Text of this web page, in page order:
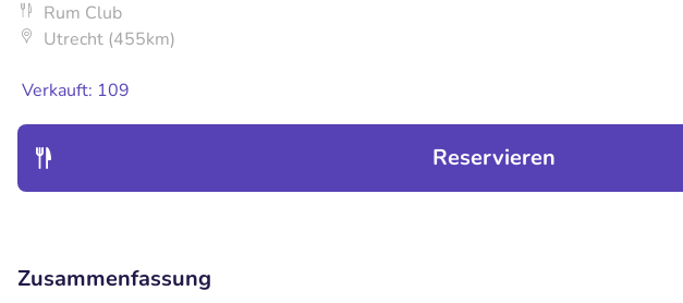
Rum Club
Utrecht (455km)
Verkauft: 109
Reservieren
Zusammenfassung